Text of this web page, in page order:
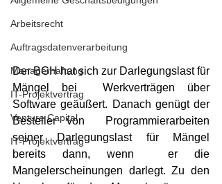
Arbeitsrecht
Auftragsdatenverarbeitung
Managerhaftung
IT-Projektvertrag
Venture Capital
IT-Projektvertrag
Der BGH hat sich zur Darlegungslast für
Mängel bei  Werkverträgen über
Software geäußert. Danach genügt der
Besteller von  Programmierarbeiten
seiner Darlegungslast für Mängel
bereits dann, wenn  er die
Mangelerscheinungen darlegt. Zu den